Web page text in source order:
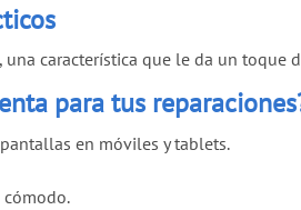
característica que le da un
para tus
en móviles y tablets.
cómodo.